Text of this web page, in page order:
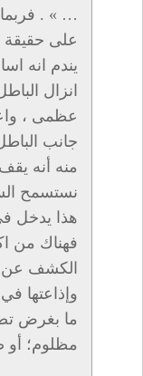
… » . فربما
على حقيقة
يندم انه
انزال
عظمى ،
جانب
منه أنه
نستسمح
هذا يدخل
فهناك من
الكشف عن
وإذاعتها
ما بغرض
مظلوم؛